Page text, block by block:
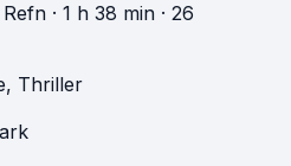
· 1 h 38 min · 26
, Thriller